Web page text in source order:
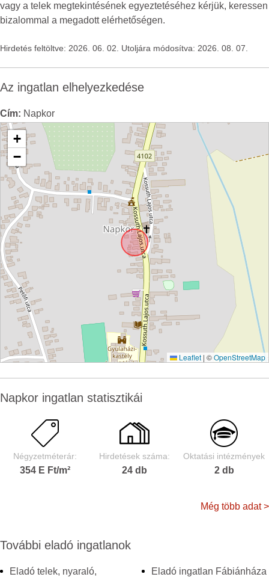
vagy a telek megtekintésének egyeztetéséhez kérjük, keressen
bizalommal a megadott elérhetőségen.
Hirdetés feltöltve: 2026. 06. 02. Utoljára módosítva: 2026. 08. 07.
Az ingatlan elhelyezkedése
Cím: Napkor
+
−
Leaflet | ©OpenStreetMap
Napkor ingatlan statisztikái
Négyzetméterár:
354 E Ft/m²
Hirdetések száma:
24 db
Oktatási intézmények
2 db
Még több adat >
További eladó ingatlanok
Eladó telek, nyaraló,
Eladó ingatlan Fábiánháza